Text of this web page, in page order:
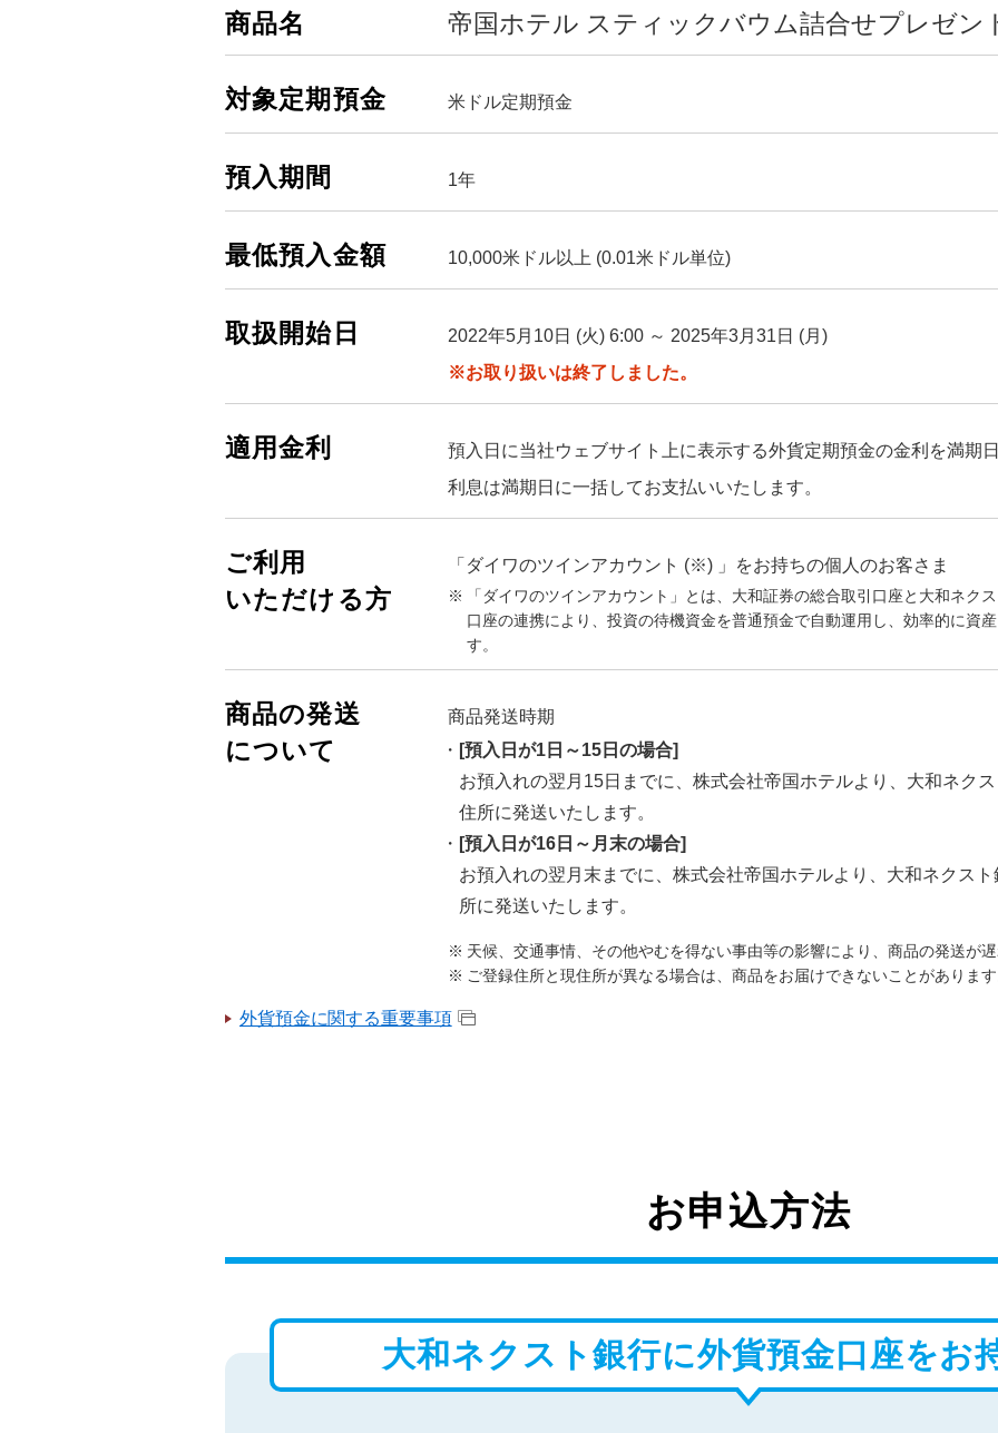
商品名 帝国ホテル スティックバウム詰合せプレゼン
対象定期預金 米ドル定期預金
預入期間 1年
最低預入金額 10,000米ドル以上 (0.01米ドル単位)
取扱開始日
2022年5月10日 (火) 6:00 ～ 2025年3月31日 (月)
※お取り扱いは終了しました。
適用金利
預入日に当社ウェブサイト上に表示する外貨定期預金の金利を満期
利息は満期日に一括してお支払いいたします。
ご利用
いただける方
「ダイワのツインアカウント (※) 」をお持ちの個人のお客さま
「ダイワのツインアカウント」とは、大和証券の総合取引口座と大和ネク
口座の連携により、投資の待機資金を普通預金で自動運用し、効率的に資
す。
商品の発送
について
商品発送時期
[預入日が1日～15日の場合]
お預入れの翌月15日までに、株式会社帝国ホテルより、大和ネク
住所に発送いたします。
[預入日が16日～月末の場合]
お預入れの翌月末までに、株式会社帝国ホテルより、大和ネクス
所に発送いたします。
天候、交通事情、その他やむを得ない事由等の影響により、商品の発送が遅
ご登録住所と現住所が異なる場合は、商品をお届けできないことがあります
外貨預金に関する重要事項
お申込方法
大和ネクスト銀行に外貨預金口座をお